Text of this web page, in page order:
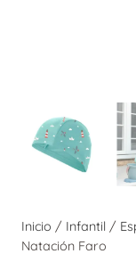
Inicio / Infantil /
Natación Faro